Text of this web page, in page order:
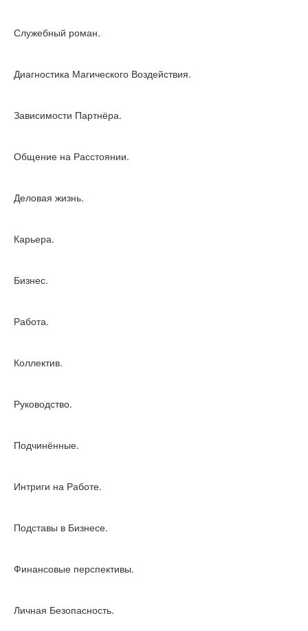
Служебный роман.
Диагностика Магического Воздействия.
Зависимости Партнёра.
Общение на Расстоянии.
Деловая жизнь.
Карьера.
Бизнес.
Работа.
Коллектив.
Руководство.
Подчинённые.
Интриги на Работе.
Подставы в Бизнесе.
Финансовые перспективы.
Личная Безопасность.